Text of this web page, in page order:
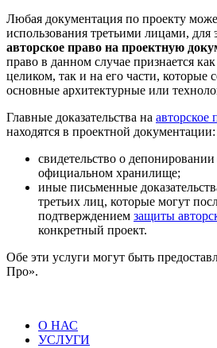
Любая документация по проекту
использования третьими лицами, для
авторское право на проектную
право в данном случае признается
целиком, так и на его части, которые
основные архитектурные или
Главные доказательства на авторское
находятся в проектной документации:
свидетельство о
официальном хранилище;
иные письменные
третьих лиц, которые могут
подтверждением защиты
конкретный проект.
Обе эти услуги могут быть
Про».
О НАС
УСЛУГИ